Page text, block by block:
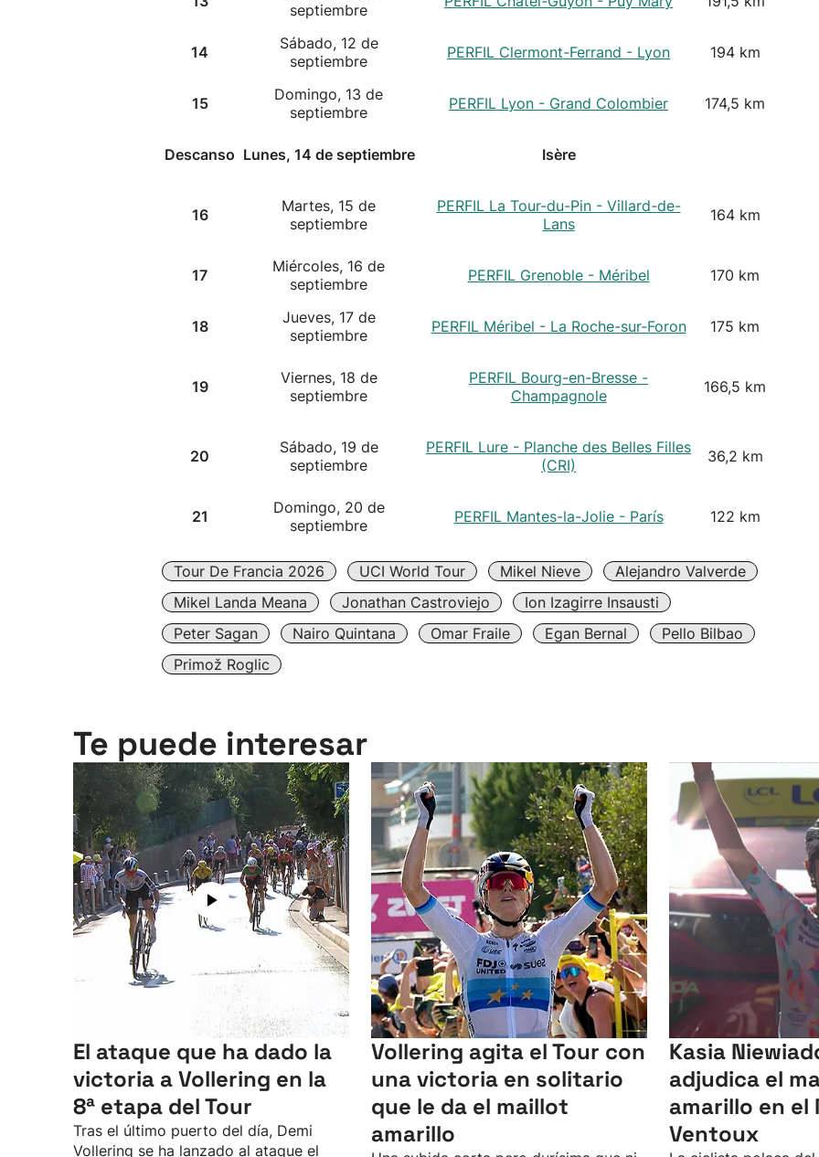
septiembre
14
Sábado, 12 de
septiembre
PERFIL Clermont-Ferrand - Lyon 194 km
15
Domingo, 13 de
septiembre
PERFIL Lyon - Grand Colombier 174,5 km
Descanso Lunes, 14 de septiembre Isère
16
Martes, 15 de
septiembre
PERFIL La Tour-du-Pin - Villard-de-
Lans
164 km
17
Miércoles, 16 de
septiembre
PERFIL Grenoble - Méribel 170 km
18
Jueves, 17 de
septiembre
PERFIL Méribel - La Roche-sur-Foron 175 km
19
Viernes, 18 de
septiembre
PERFIL Bourg-en-Bresse -
Champagnole
166,5 km
20
Sábado, 19 de
septiembre
PERFIL Lure - Planche des Belles Filles
(CRI)
36,2 km
21
Domingo, 20 de
septiembre
PERFIL Mantes-la-Jolie - París 122 km
Tour De Francia 2026 UCI World Tour Mikel Nieve
Alejandro Valverde
Mikel Landa Meana
Jonathan Castroviejo
Ion Izagirre Insausti
Peter Sagan
Nairo Quintana Omar Fraile Egan Bernal
Pello Bilbao
Primož Roglic
Te puede interesar
El ataque que ha dado la
victoria a Vollering en la
8ª etapa del Tour
Tras el último puerto del día, Demi
Vollering se ha lanzado al ataque el
Vollering agita el Tour con
una victoria en solitario
que le da el maillot
amarillo
Kasia
adjudica el
amarillo en el
Ventoux